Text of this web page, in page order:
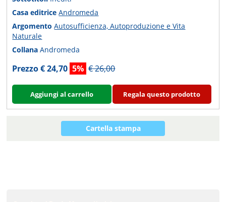
Casa editriceAndromeda
ArgomentoAutosufficienza, Autoproduzione e Vita
Naturale
CollanaAndromeda
Prezzo € 24,70 5% € 26,00
Aggiungi al carrello Regala questo prodotto
Cartella stampa